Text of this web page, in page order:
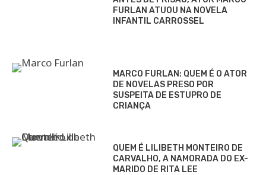
FURLAN ATUOU NA NOVELA
INFANTIL CARROSSEL
MARCO FURLAN: QUEM É O ATOR
DE NOVELAS PRESO POR
SUSPEITA DE ESTUPRO DE
CRIANÇA
QUEM É LILIBETH MONTEIRO DE
CARVALHO, A NAMORADA DO EX-
MARIDO DE RITA LEE